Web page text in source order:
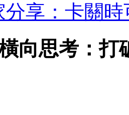
分享：卡關
向思考：打